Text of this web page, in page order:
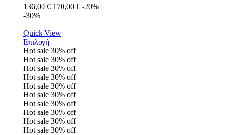
136,00 € 170,00€ -20%
-30%
Quick View
Επιλογή
Hot sale 30% off
Hot sale 30% off
Hot sale 30% off
Hot sale 30% off
Hot sale 30% off
Hot sale 30% off
Hot sale 30% off
Hot sale 30% off
Hot sale 30% off
Hot sale 30% off